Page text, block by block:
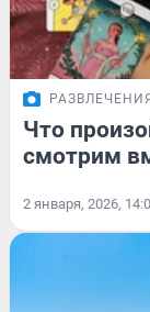
Что
смотрим
2 января, 2026,